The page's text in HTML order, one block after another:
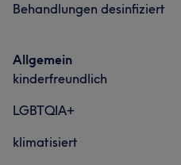
Behandlungen desinfiziert
Allgemein
kinderfreundlich
LGBTQIA+
klimatisiert